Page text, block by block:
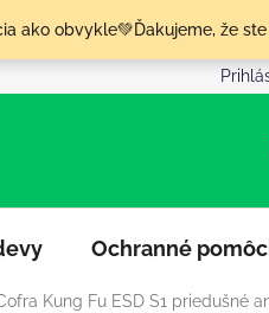
ako obvykle💚Ďakujeme, že ste
Ochranné
Kung Fu ESD S1 priedušné